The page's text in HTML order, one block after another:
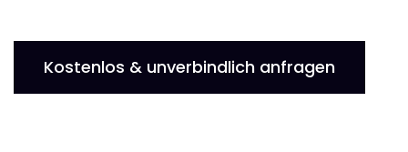
Kostenlos & unverbindlich anfragen